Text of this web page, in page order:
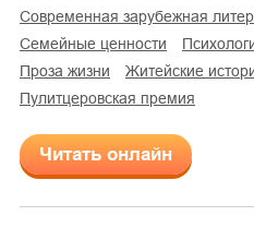
современная зарубежная
семейные ценности
проза жизни
житейские
Пулитцеровская премия
Читать онлайн